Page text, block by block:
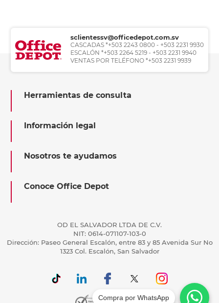
sclientessv@officedepot.com.sv
CASCADAS *+503 2243 0800 - +503 2231 9930
ESCALÓN *+503 2264 5219 - +503 2231 9940
VENTAS POR TELÉFONO *+503 2231 9939
Herramientas de consulta
Información legal
Nosotros te ayudamos
Conoce Office Depot
OD EL SALVADOR LTDA DE C.V.
NIT: 0614-071107-103-0
Dirección: Paseo General Escalón, entre 83 y 85 Avenida Sur No
1323 Col. Escalón, San Salvador
Compra por WhatsApp